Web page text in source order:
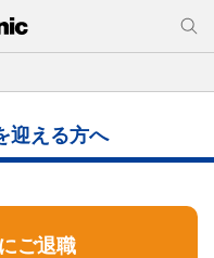
迎える方へ
ご退職